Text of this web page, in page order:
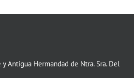
y Antigua Hermandad de Ntra. Sra. Del